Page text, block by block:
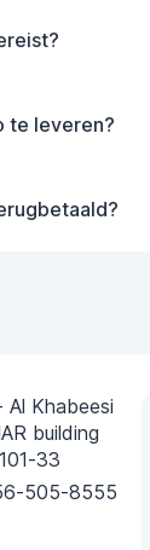
te leveren?
Al Khabeesi
building
33
505-8555